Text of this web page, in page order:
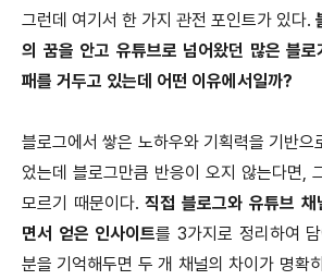
그런데 여기서 한 가지 관전 포인트가 있다.
의 꿈을 안고 유튜브로 넘어왔던 많은 블로
패를 거두고 있는데 어떤 이유에서일까?
블로그에서 쌓은 노하우와 기획력을 기반으
었는데 블로그만큼 반응이 오지 않는다면,
모르기 때문이다.직접 블로그와 유튜브
면서 얻은 인사이트를 3가지로 정리하여
분을 기억해두면 두 개 채널의 차이가 명확